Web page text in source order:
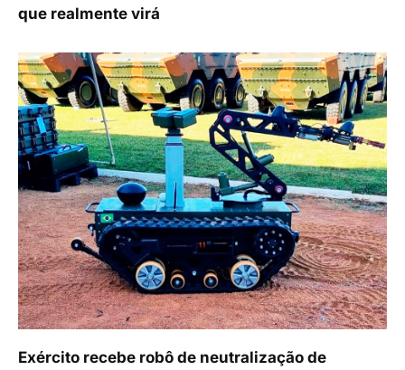
que realmente virá
Exército recebe robô de neutralização de